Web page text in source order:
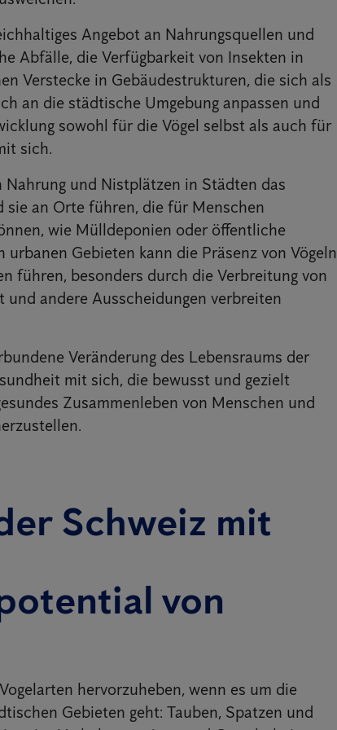
Angebot an Nahrungsquellen und
Abfälle, die Verfügbarkeit von Insekten in
Verstecke in Gebäudestrukturen, die sich als
an die städtische Umgebung anpassen und
sowohl für die Vögel selbst als auch für
sich.
Nahrung und Nistplätzen in Städten das
sie an Orte führen, die für Menschen
wie Mülldeponien oder öffentliche
Gebieten kann die Präsenz von Vögeln
führen, besonders durch die Verbreitung von
und andere Ausscheidungen verbreiten
Veränderung des Lebensraums der
mit sich, die bewusst und gezielt
Zusammenleben von Menschen und
Schweiz mit
von
hervorzuheben, wenn es um die
Gebieten geht: Tauben, Spatzen und